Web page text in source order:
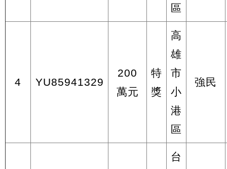
區
4 YU85941329
200
萬元
特
獎
高
雄
市
小
港
區
強民
台